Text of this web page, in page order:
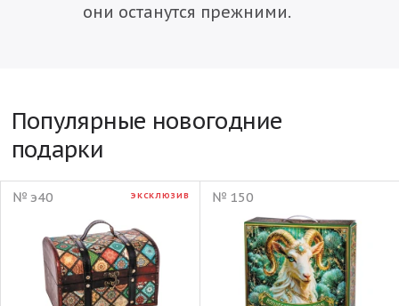
они останутся прежними.
Популярные новогодние
подарки
№ э40 ЭКСКЛЮЗИВ № 150